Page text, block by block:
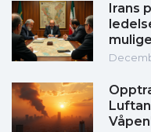
Irans